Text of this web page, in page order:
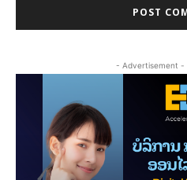
- Advertisement -